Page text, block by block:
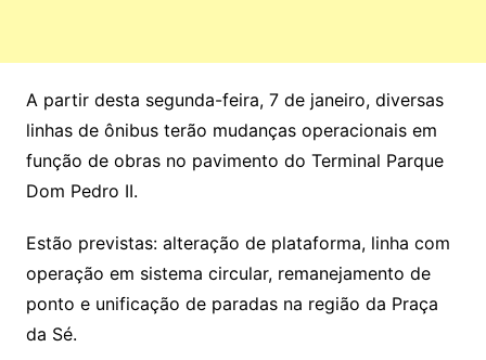
A partir desta segunda-feira, 7 de janeiro, diversas
linhas de ônibus terão mudanças operacionais em
função de obras no pavimento do Terminal Parque
Dom Pedro II.
Estão previstas: alteração de plataforma, linha com
operação em sistema circular, remanejamento de
ponto e unificação de paradas na região da Praça
da Sé.